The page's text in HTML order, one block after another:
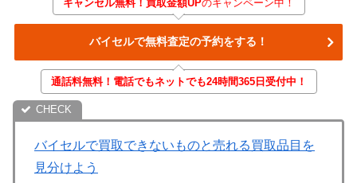
キャンセル無料！買取金額UPのキャンペーン中！
バイセルで無料査定の予約をする！
通話料無料！電話でもネットでも24時間365日受付中！
バイセルで買取できないものと売れる買取品目を
見分けよう